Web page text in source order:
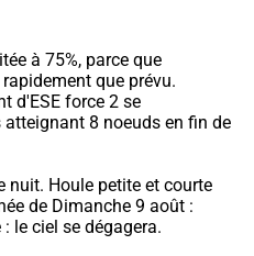
à 75%, parce que
que prévu.
d'ESE force 2 se
8 noeuds en fin de
nuit. Houle petite et courte
de Dimanche 9 août :
le ciel se dégagera.